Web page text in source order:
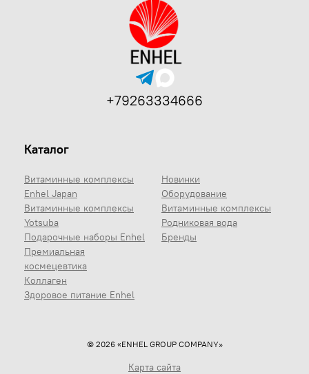
Каталог
Витаминные комплексы
Enhel Japan
Витаминные комплексы
Yotsuba
Подарочные наборы Enhel
Премиальная
космецевтика
Коллаген
Здоровое питание Enhel
Новинки
Оборудование
Витаминные комплексы
Родниковая вода
Бренды
+79263334666
© 2026 «ENHEL GROUP COMPANY»
Карта сайта